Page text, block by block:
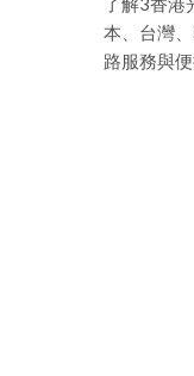
本、台灣
路服務與便